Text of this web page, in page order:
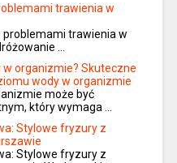
trawienia w
problemami trawienia w
…
w organizmie? Skuteczne
wody w organizmie
może być
który wymaga …
Stylowe fryzury z
Stylowe fryzury z